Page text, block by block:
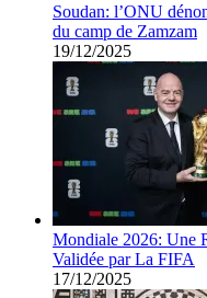
Soudan: l’ONU
du camp de Zamzam
19/12/2025
Mondiale 2026: Une
Validée par La FIFA
17/12/2025